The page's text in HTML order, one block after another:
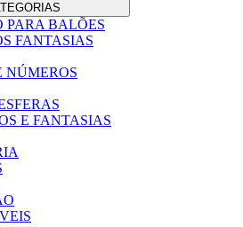
PARA BALÕES
FANTASIAS
NÚMEROS
E FANTASIAS